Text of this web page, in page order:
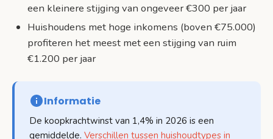
een kleinere stijging van ongeveer €300 per jaar
Huishoudens met hoge inkomens (boven €75.000)
profiteren het meest met een stijging van ruim
€1.200 per jaar
Informatie
De koopkrachtwinst van 1,4% in 2026 is een
gemiddelde. Verschillen tussen huishoudtypes in